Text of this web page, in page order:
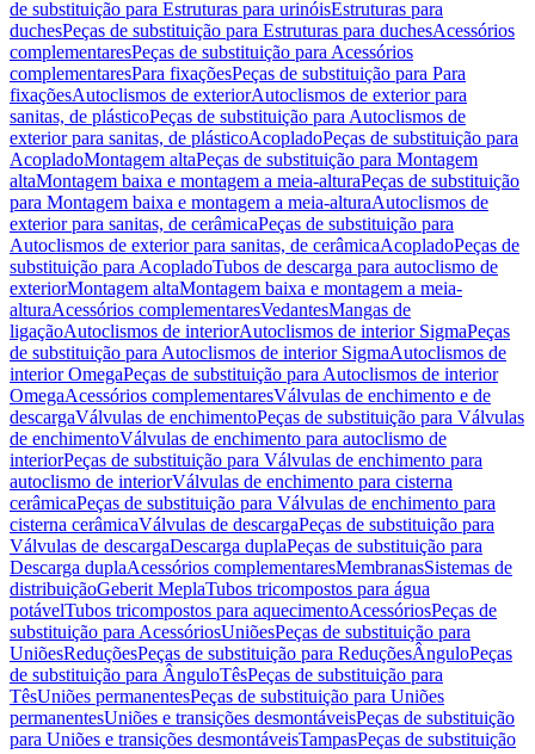
de substituição para Estruturas para urinóisEstruturas para
duchesPeças de substituição para Estruturas para duchesAcessórios
complementaresPeças de substituição para Acessórios
complementaresPara fixaçõesPeças de substituição para Para
fixaçõesAutoclismos de exteriorAutoclismos de exterior para
sanitas, de plásticoPeças de substituição para Autoclismos de
exterior para sanitas, de plásticoAcopladoPeças de substituição para
AcopladoMontagem altaPeças de substituição para Montagem
altaMontagem baixa e montagem a meia-alturaPeças de substituição
para Montagem baixa e montagem a meia-alturaAutoclismos de
exterior para sanitas, de cerâmicaPeças de substituição para
Autoclismos de exterior para sanitas, de cerâmicaAcopladoPeças de
substituição para AcopladoTubos de descarga para autoclismo de
exteriorMontagem altaMontagem baixa e montagem a meia-
alturaAcessórios complementaresVedantesMangas de
ligaçãoAutoclismos de interiorAutoclismos de interior SigmaPeças
de substituição para Autoclismos de interior SigmaAutoclismos de
interior OmegaPeças de substituição para Autoclismos de interior
OmegaAcessórios complementaresVálvulas de enchimento e de
descargaVálvulas de enchimentoPeças de substituição para Válvulas
de enchimentoVálvulas de enchimento para autoclismo de
interiorPeças de substituição para Válvulas de enchimento para
autoclismo de interiorVálvulas de enchimento para cisterna
cerâmicaPeças de substituição para Válvulas de enchimento para
cisterna cerâmicaVálvulas de descargaPeças de substituição para
Válvulas de descargaDescarga duplaPeças de substituição para
Descarga duplaAcessórios complementaresMembranasSistemas de
distribuiçãoGeberit MeplaTubos tricompostos para água
potávelTubos tricompostos para aquecimentoAcessóriosPeças de
substituição para AcessóriosUniõesPeças de substituição para
UniõesReduçõesPeças de substituição para ReduçõesÂnguloPeças
de substituição para ÂnguloTêsPeças de substituição para
TêsUniões permanentesPeças de substituição para Uniões
permanentesUniões e transições desmontáveisPeças de substituição
para Uniões e transições desmontáveisTampasPeças de substituição